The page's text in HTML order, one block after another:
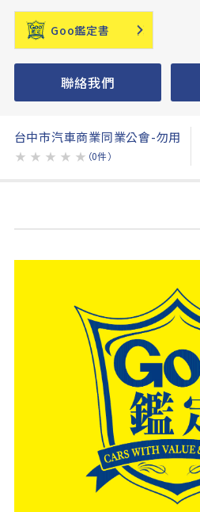
Goo鑑定書
聯絡我們
台中市汽車商業同業公會-勿用
★ ★ ★ ★ ★ （0件）